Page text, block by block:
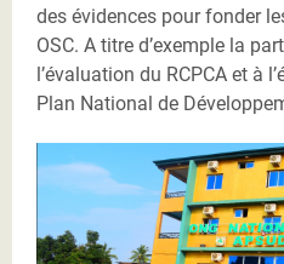
des évidences pour fonder
OSC. A titre d’exemple la
l’évaluation du RCPCA et à
Plan National de